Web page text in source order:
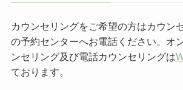
カウンセリングをご希望の方はカウン
の予約センターへお電話ください。オ
ンセリング及び電話カウンセリングは
ております。